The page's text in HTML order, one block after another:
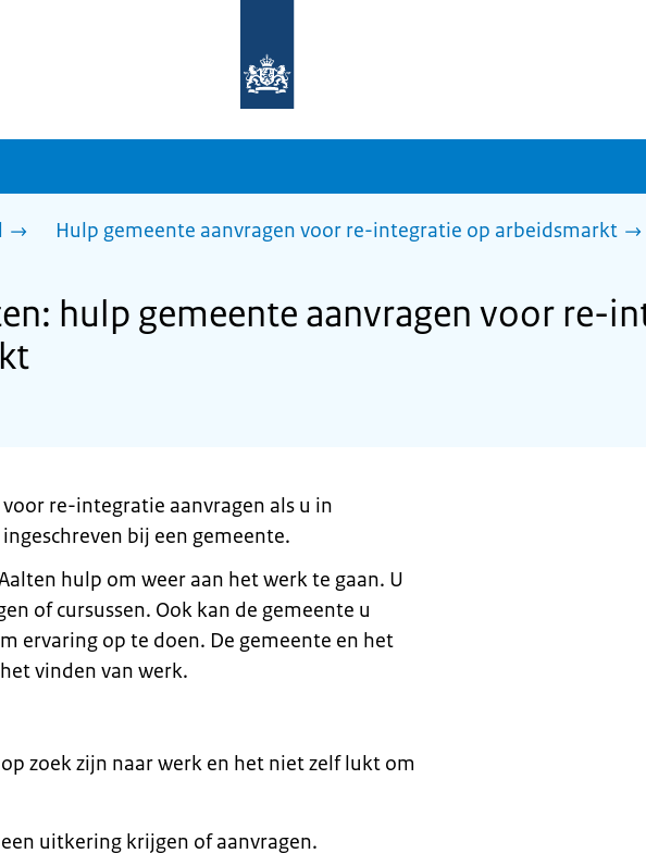
homepage
sdg.rijksoverheid.nl
Hulp gemeente aanvragen voor re-integratie op arbeidsmarkt
hulp gemeente aanvragen voor re-
re-integratie aanvragen als u in
bij een gemeente.
hulp om weer aan het werk te gaan. U
of cursussen. Ook kan de gemeente u
ervaring op te doen. De gemeente en het
vinden van werk.
zoek zijn naar werk en het niet zelf lukt om
uitkering krijgen of aanvragen.